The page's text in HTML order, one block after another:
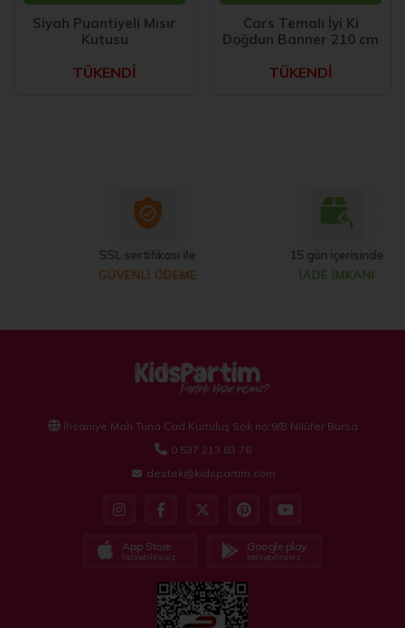
Siyah Puantiyeli Mısır
Kutusu
TÜKENDİ
Cars Temalı İyi Ki
Doğdun Banner 210 cm
TÜKENDİ
SSL sertifikası ile
GÜVENLİ ÖDEME
15 gün içerisinde
İADE İMKANI
İhsaniye Mah Tuna Cad Kurtuluş Sok no:9/B Nilüfer Bursa
0 537 213 83 76
destek@kidspartim.com
App Store
İndirebilirsiniz
Google play
İndirebilirsiniz